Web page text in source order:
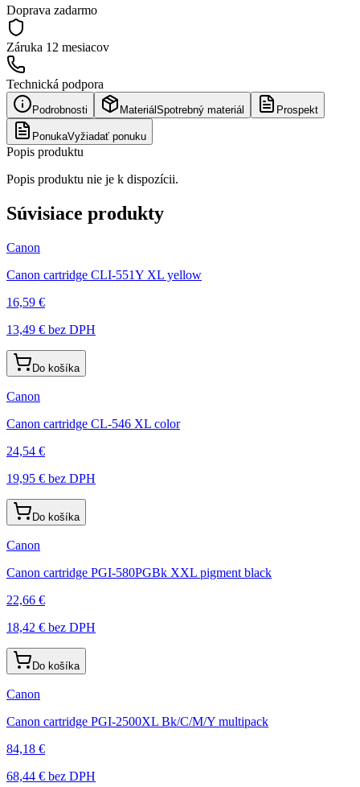
Doprava zadarmo
Záruka 12 mesiacov
Technická podpora
Podrobnosti Materiál Spotrebný materiál Prospekt
PonukaVyžiadať ponuku
Popis produktu
Popis produktu nie je k dispozícii.
Súvisiace produkty
Canon
Canon cartridge CLI-551Y XL yellow
16,59 €
13,49 € bez DPH
Do košíka
Canon
Canon cartridge CL-546 XL color
24,54 €
19,95 € bez DPH
Do košíka
Canon
Canon cartridge PGI-580PGBk XXL pigment black
22,66 €
18,42 € bez DPH
Do košíka
Canon
Canon cartridge PGI-2500XL Bk/C/M/Y multipack
84,18 €
68,44 € bez DPH